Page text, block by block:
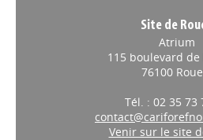
Site de
Atrium
115 boulevard de
76100
Tél. : 02 35 73
Venir sur le site